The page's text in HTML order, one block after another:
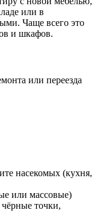
или в
Чаще всего это
и шкафов.
или переезда
насекомых (кухня,
или массовые)
точки,